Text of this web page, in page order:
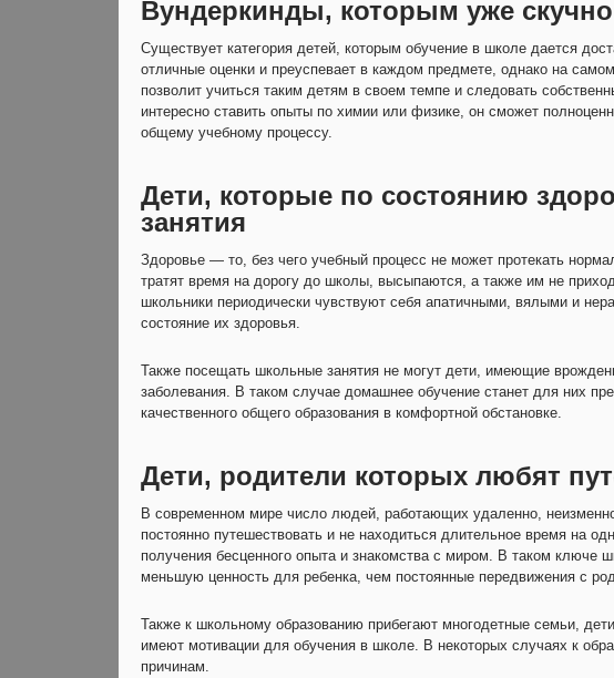
Вундеркинды, которым уже
Существует категория детей, которым обучение в школе дается
отличные оценки и преуспевает в каждом предмете, однако на
позволит учиться таким детям в своем темпе и следовать
интересно ставить опыты по химии или физике, он сможет
общему учебному процессу.
Дети, которые по состоянию
занятия
Здоровье — то, без чего учебный процесс не может протекать
тратят время на дорогу до школы, высыпаются, а также им не
школьники периодически чувствуют себя апатичными, вялыми и
состояние их здоровья.
Также посещать школьные занятия не могут дети, имеющие
заболевания. В таком случае домашнее обучение станет для них
качественного общего образования в комфортной обстановке.
Дети, родители которых любят
В современном мире число людей, работающих удаленно,
постоянно путешествовать и не находиться длительное время на
получения бесценного опыта и знакомства с миром. В таком ключе
меньшую ценность для ребенка, чем постоянные передвижения с
Также к школьному образованию прибегают многодетные семьи,
имеют мотивации для обучения в школе. В некоторых случаях к
причинам.